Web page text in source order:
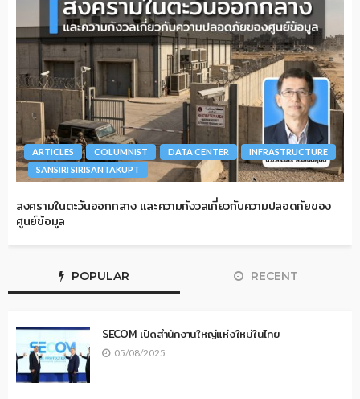
ARTICLES COLUMNIST DATA CENTER
INFRASTRUCTURE
SANSIRI SIRISANTAKUPT
สงครามในตะวันออกกลาง และความกังวลเกี่ยวกับความปลอดภัยของ
ศูนย์ข้อมูล
POPULAR RECENT
SECOM เปิดสำนักงานใหญ่แห่งใหม่ในไทย
05/08/2025